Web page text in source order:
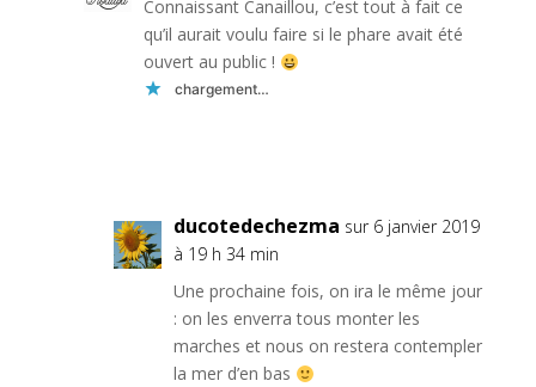
Connaissant Canaillou, c’est tout à fait ce
qu’il aurait voulu faire si le phare avait été
ouvert au public !
chargement…
ducotedechezma sur 6 janvier 2019
à 19 h 34 min
Une prochaine fois, on ira le même jour
: on les enverra tous monter les
marches et nous on restera contempler
la mer d’en bas